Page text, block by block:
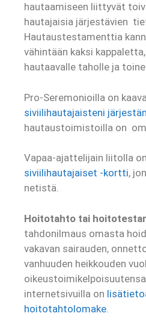
hautaamiseen liittyvät
hautajaisia järjestävien
Hautaustestamenttia
vähintään kaksi
hautaavalle taholle ja
Pro-Seremonioilla on
siviilihautajaisteni
hautaustoimistoilla on
Vapaa-ajattelijain liitolla
siviilihautajaiset -kortti,
netistä.
Hoitotahto tai
tahdonilmaus omasta
vakavan sairauden,
vanhuuden heikkouden
internetsivuilla on
hoitotahtolomake